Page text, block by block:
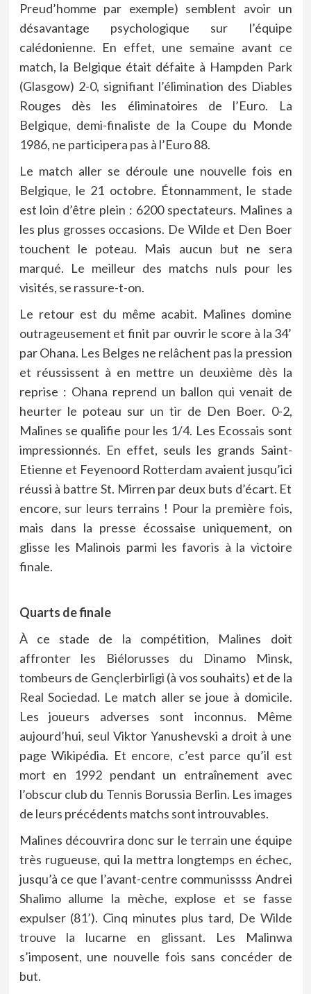
Preud’homme par exemple) semblent avoir un
désavantage psychologique sur l’équipe
calédonienne. En effet, une semaine avant ce
match, la Belgique était défaite à Hampden Park
(Glasgow) 2-0, signifiant l’élimination des Diables
Rouges dès les éliminatoires de l’Euro. La
Belgique, demi-finaliste de la Coupe du Monde
1986, ne participera pas à l’Euro 88.
Le match aller se déroule une nouvelle fois en
Belgique, le 21 octobre. Étonnamment, le stade
est loin d’être plein : 6200 spectateurs. Malines a
les plus grosses occasions. De Wilde et Den Boer
touchent le poteau. Mais aucun but ne sera
marqué. Le meilleur des matchs nuls pour les
visités, se rassure-t-on.
Le retour est du même acabit. Malines domine
outrageusement et finit par ouvrir le score à la 34’
par Ohana. Les Belges ne relâchent pas la pression
et réussissent à en mettre un deuxième dès la
reprise : Ohana reprend un ballon qui venait de
heurter le poteau sur un tir de Den Boer. 0-2,
Malines se qualifie pour les 1/4. Les Ecossais sont
impressionnés. En effet, seuls les grands Saint-
Etienne et Feyenoord Rotterdam avaient jusqu’ici
réussi à battre St. Mirren par deux buts d’écart. Et
encore, sur leurs terrains ! Pour la première fois,
mais dans la presse écossaise uniquement, on
glisse les Malinois parmi les favoris à la victoire
finale.
Quarts de finale
À ce stade de la compétition, Malines doit
affronter les Biélorusses du Dinamo Minsk,
tombeurs de Gençlerbirligi (à vos souhaits) et de la
Real Sociedad. Le match aller se joue à domicile.
Les joueurs adverses sont inconnus. Même
aujourd’hui, seul Viktor Yanushevski a droit à une
page Wikipédia. Et encore, c’est parce qu’il est
mort en 1992 pendant un entraînement avec
l’obscur club du Tennis Borussia Berlin. Les images
de leurs précédents matchs sont introuvables.
Malines découvrira donc sur le terrain une équipe
très rugueuse, qui la mettra longtemps en échec,
jusqu’à ce que l’avant-centre communissss Andrei
Shalimo allume la mèche, explose et se fasse
expulser (81’). Cinq minutes plus tard, De Wilde
trouve la lucarne en glissant. Les Malinwa
s’imposent, une nouvelle fois sans concéder de
but.